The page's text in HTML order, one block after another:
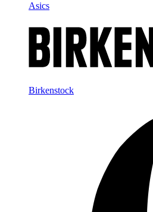
Asics
Birkenstock